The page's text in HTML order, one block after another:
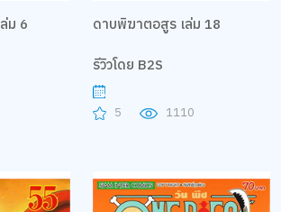
ม 6
ดาบพิฆาตอสูร เล่ม 18
รีวิวโดย B2S
5 1110